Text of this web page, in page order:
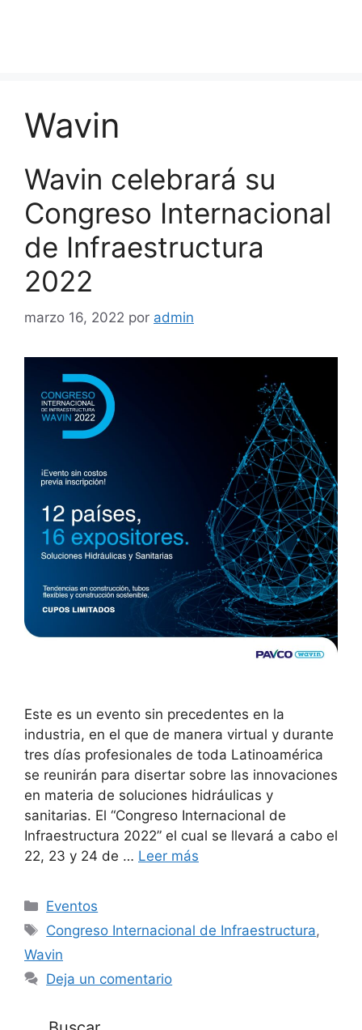
Wavin
Wavin celebrará su
Congreso Internacional
de Infraestructura
2022
marzo 16, 2022 por admin
Este es un evento sin precedentes en la
industria, en el que de manera virtual y durante
tres días profesionales de toda Latinoamérica
se reunirán para disertar sobre las innovaciones
en materia de soluciones hidráulicas y
sanitarias. El “Congreso Internacional de
Infraestructura 2022” el cual se llevará a cabo el
22, 23 y 24 de … Leer más
Categorías
Eventos
Etiquetas
Congreso Internacional de Infraestructura,
Wavin
Deja un comentario